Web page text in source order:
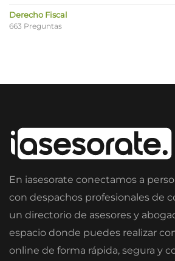
Derecho Fiscal
663 Preguntas
En iasesorate conectamos a
con despachos profesionales de
un directorio de asesores y
espacio donde puedes realizar
online de forma rápida, segura y